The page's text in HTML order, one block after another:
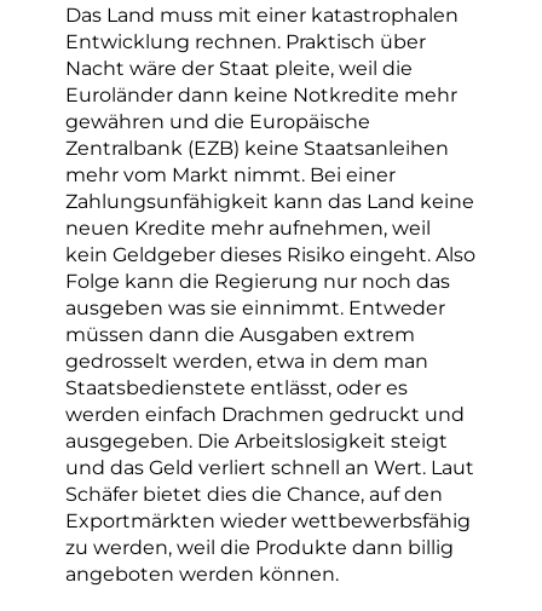
Das Land muss mit einer katastrophalen
Entwicklung rechnen. Praktisch über
Nacht wäre der Staat pleite, weil die
Euroländer dann keine Notkredite mehr
gewähren und die Europäische
Zentralbank (EZB) keine Staatsanleihen
mehr vom Markt nimmt. Bei einer
Zahlungsunfähigkeit kann das Land keine
neuen Kredite mehr aufnehmen, weil
kein Geldgeber dieses Risiko eingeht. Also
Folge kann die Regierung nur noch das
ausgeben was sie einnimmt. Entweder
müssen dann die Ausgaben extrem
gedrosselt werden, etwa in dem man
Staatsbedienstete entlässt, oder es
werden einfach Drachmen gedruckt und
ausgegeben. Die Arbeitslosigkeit steigt
und das Geld verliert schnell an Wert. Laut
Schäfer bietet dies die Chance, auf den
Exportmärkten wieder wettbewerbsfähig
zu werden, weil die Produkte dann billig
angeboten werden können.